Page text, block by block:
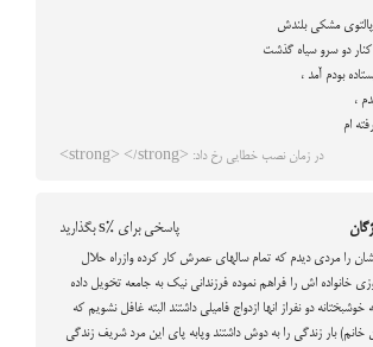
پالتوی مشکی بلندش
دو سرو سیاه گذشت
بودم آمد ،
،
ام
در زمان نصب خطایی رخ داد: <strong> </strong>
پاسخی برای %s بگذارید
را مردی دیدم که تمام سالهای عمرش کار کرده وازراه حلال
خانواده اش را فراهم نموده فرزندانی نیک به جامعه تخویل داده
خوشبختانه دو نفراز انها ازدواج فامیلی داشتند البته غافل نشویم که
خانم) بار زندگی را به دوش داشتند وپابه پای این مرد شریف زندگی